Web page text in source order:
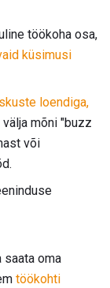
töökoha osa,
küsimusi
loendiga,
mõni "buzz
või
oma
töökohti